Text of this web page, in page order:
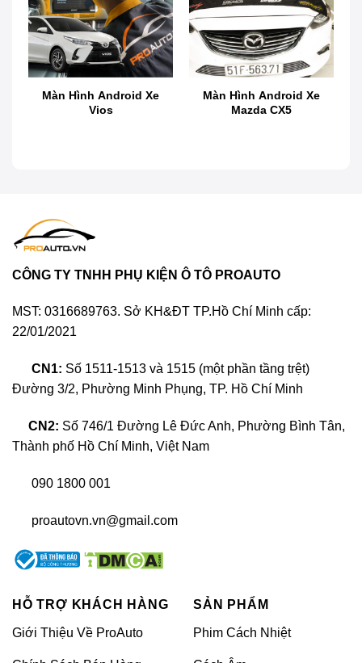
Giới thiệu về màn hình ô tô thông minh
Gotech GTS4
Màn hình ô tô thông minh Gotech GTS4 là sản phẩm
tiên tiến nhất từ Gotech, kết hợp hoàn hảo giữa giải
trí hiện đại và công nghệ an toàn vượt trội. Được
an tâm hơn bao giờ hết.
Thông số kỹ thuật màn hình ô tô thông
Dưới đây là bảng thông số kỹ thuật màn hình ô tô
tham khảo:
Màn Hình Android Xe
Vios
Màn Hình Android Xe
Mazda CX5
CÔNG TY TNHH PHỤ KIỆN Ô TÔ PROAUTO
MST: 0316689763. Sở KH&ĐT TP.Hồ Chí Minh cấp:
22/01/2021
CN1: Số 1511-1513 và 1515 (một phần tầng trệt)
Đường 3/2, Phường Minh Phụng, TP. Hồ Chí Minh
CN2: Số 746/1 Đường Lê Đức Anh, Phường Bình Tân,
Thành phố Hồ Chí Minh, Việt Nam
090 1800 001
proautovn.vn@gmail.com
HỖ TRỢ KHÁCH HÀNG
Giới Thiệu Về ProAuto
SẢN PHẨM
Phim Cách Nhiệt